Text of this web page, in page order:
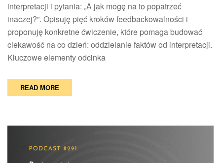
interpretacji i pytania: „A jak mogę na to popatrzeć
inaczej?”. Opisuję pięć kroków feedbackowalności i
proponuję konkretne ćwiczenie, które pomaga budować
ciekawość na co dzień: oddzielanie faktów od interpretacji.
Kluczowe elementy odcinka
READ MORE